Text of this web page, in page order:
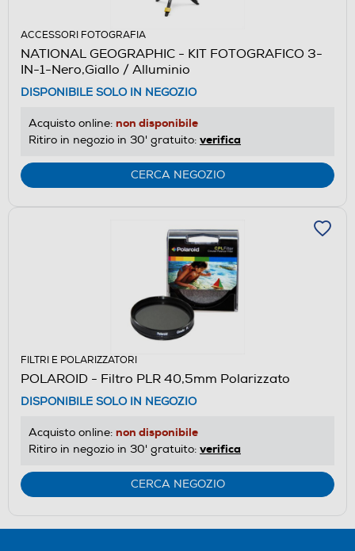
ACCESSORI FOTOGRAFIA
NATIONAL GEOGRAPHIC - KIT FOTOGRAFICO 3-
IN-1-Nero,Giallo / Alluminio
DISPONIBILE SOLO IN NEGOZIO
Acquisto online: non disponibile
Ritiro in negozio in 30' gratuito: verifica
CERCA NEGOZIO
FILTRI E POLARIZZATORI
POLAROID - Filtro PLR 40,5mm Polarizzato
DISPONIBILE SOLO IN NEGOZIO
Acquisto online: non disponibile
Ritiro in negozio in 30' gratuito: verifica
CERCA NEGOZIO